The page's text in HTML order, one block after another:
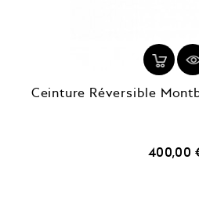
Ceinture Réversible
400,00